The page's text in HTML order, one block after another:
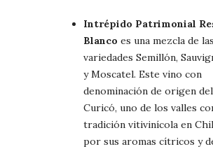
Intrépido Patrimonial
Blanco es una mezcla de las
variedades Semillón,
y Moscatel. Este vino con
denominación de origen
Curicó, uno de los valles
tradición vitivinícola en
por sus aromas cítricos y